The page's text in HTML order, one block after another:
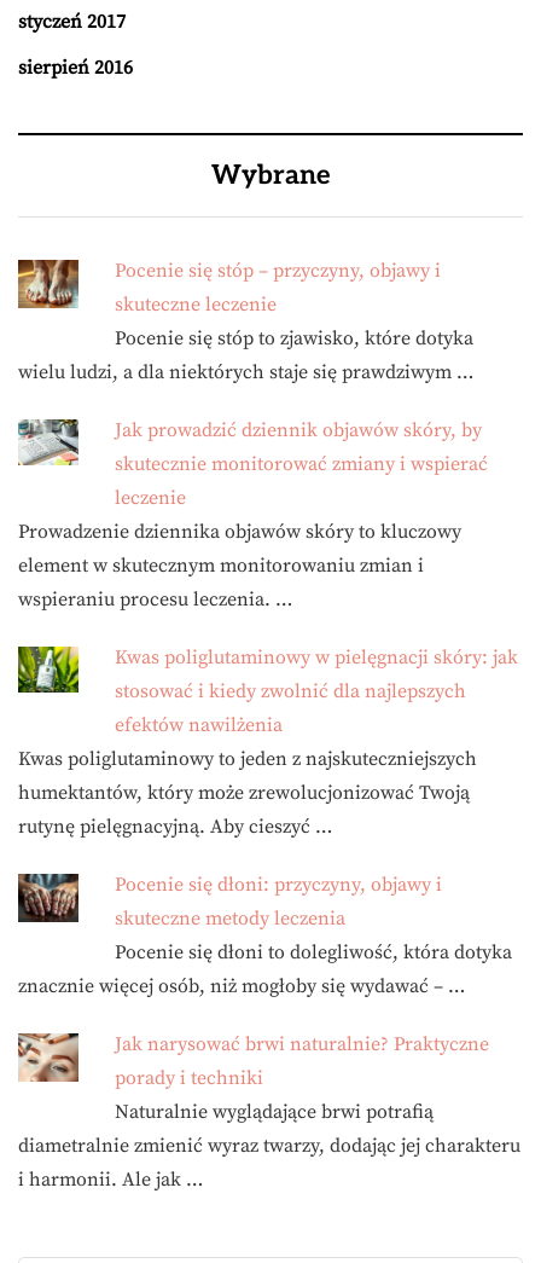
styczeń 2017
sierpień 2016
Wybrane
Pocenie się stóp – przyczyny, objawy i
skuteczne leczenie
Pocenie się stóp to zjawisko, które dotyka
wielu ludzi, a dla niektórych staje się prawdziwym …
Jak prowadzić dziennik objawów skóry, by
skutecznie monitorować zmiany i wspierać
leczenie
Prowadzenie dziennika objawów skóry to kluczowy
element w skutecznym monitorowaniu zmian i
wspieraniu procesu leczenia. …
Kwas poliglutaminowy w pielęgnacji skóry: jak
stosować i kiedy zwolnić dla najlepszych
efektów nawilżenia
Kwas poliglutaminowy to jeden z najskuteczniejszych
humektantów, który może zrewolucjonizować Twoją
rutynę pielęgnacyjną. Aby cieszyć …
Pocenie się dłoni: przyczyny, objawy i
skuteczne metody leczenia
Pocenie się dłoni to dolegliwość, która dotyka
znacznie więcej osób, niż mogłoby się wydawać – …
Jak narysować brwi naturalnie? Praktyczne
porady i techniki
Naturalnie wyglądające brwi potrafią
diametralnie zmienić wyraz twarzy, dodając jej charakteru
i harmonii. Ale jak …